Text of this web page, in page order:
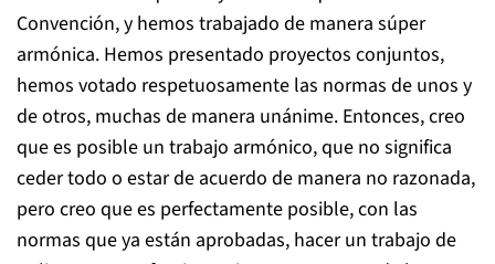
Convención, y hemos trabajado de manera súper
armónica. Hemos presentado proyectos conjuntos,
hemos votado respetuosamente las normas de unos y
de otros, muchas de manera unánime. Entonces, creo
que es posible un trabajo armónico, que no significa
ceder todo o estar de acuerdo de manera no razonada,
pero creo que es perfectamente posible, con las
normas que ya están aprobadas, hacer un trabajo de